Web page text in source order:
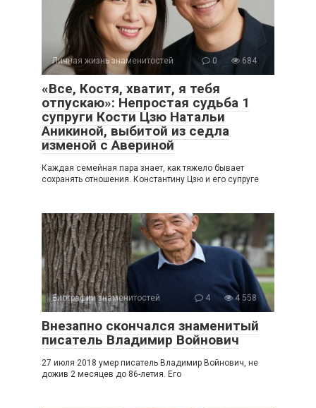
Личная жизнь знаменитостей 0 684
«Все, Костя, хватит, я тебя
отпускаю»: Непростая судьба 1
супруги Кости Цзю Натальи
Аникиной, выбитой из седла
изменой с Авериной
Каждая семейная пара знает, как тяжело бывает
сохранять отношения. Константину Цзю и его супруге
Биографии знаменитостей 4 4 558
Внезапно скончался знаменитый
писатель Владимир Войнович
27 июля 2018 умер писатель Владимир Войнович, не
дожив 2 месяцев до 86-летия. Его